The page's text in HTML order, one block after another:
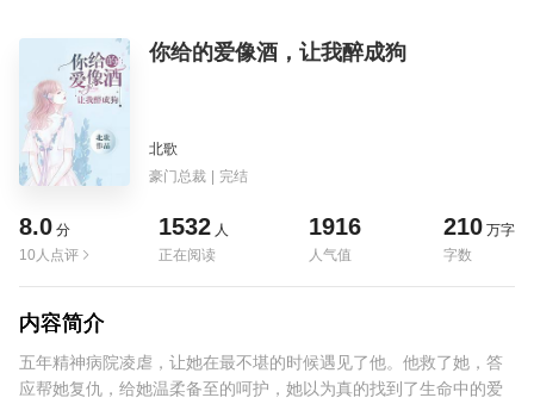
你给的爱像酒，让我醉成狗
北歌
豪门总裁 | 完结
8.0 分
10人点评
1532 人
正在阅读
1916
人气值
210 万字
字数
内容简介
五年精神病院凌虐，让她在最不堪的时候遇见了他。他救了她，答
应帮她复仇，给她温柔备至的呵护，她以为真的找到了生命中的爱